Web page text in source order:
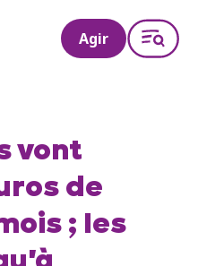
Agir
vont
de
; les